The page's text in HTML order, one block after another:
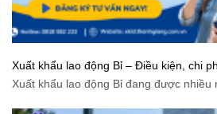
Xuất khẩu lao động Bỉ – Điều kiện, chi
trình chuẩn cho người lao động
Xuất khẩu lao động Bỉ đang được